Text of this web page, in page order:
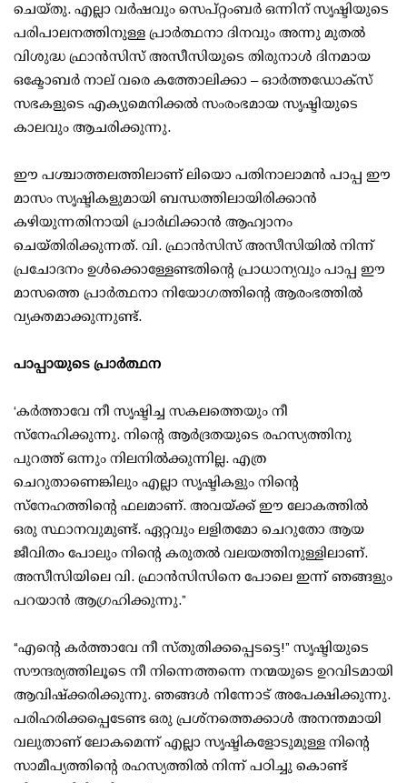
ചെയ്തു. എല്ലാ വർഷവും സെപ്റ്റംബർ ഒന്നിന് സൃഷ്ടിയുടെ
പരിപാലനത്തിനുള്ള പ്രാർത്ഥനാ ദിനവും അന്നു മുതൽ
വിശുദ്ധ ഫ്രാൻസിസ് അസീസിയുടെ തിരുനാൾ ദിനമായ
ഒക്ടോബർ നാല് വരെ കത്തോലിക്കാ – ഓർത്തഡോക്സ്
സഭകളുടെ എക്യുമെനിക്കൽ സംരംഭമായ സൃഷ്ടിയുടെ
കാലവും ആചരിക്കുന്നു.
ഈ പശ്ചാത്തലത്തിലാണ് ലിയൊ പതിനാലാമൻ പാപ്പ ഈ
മാസം സൃഷ്ടികളുമായി ബന്ധത്തിലായിരിക്കാൻ
കഴിയുന്നതിനായി പ്രാർഥിക്കാൻ ആഹ്വാനം
ചെയ്തിരിക്കുന്നത്. വി. ഫ്രാൻസിസ് അസീസിയിൽ നിന്ന്
പ്രചോദനം ഉൾക്കൊള്ളേണ്ടതിന്റെ പ്രാധാന്യവും പാപ്പ ഈ
മാസത്തെ പ്രാർത്ഥനാ നിയോഗത്തിന്റെ ആരംഭത്തിൽ
വ്യക്തമാക്കുന്നുണ്ട്.
പാപ്പായുടെ പ്രാർത്ഥന
‘കർത്താവേ നീ സൃഷ്ടിച്ച സകലത്തെയും നീ
സ്നേഹിക്കുന്നു. നിന്റെ ആർദ്രതയുടെ രഹസ്യത്തിനു
പുറത്ത് ഒന്നും നിലനിൽക്കുന്നില്ല. എത്ര
ചെറുതാണെങ്കിലും എല്ലാ സൃഷ്ടികളും നിന്റെ
സ്നേഹത്തിന്റെ ഫലമാണ്. അവയ്ക്ക് ഈ ലോകത്തിൽ
ഒരു സ്ഥാനവുമുണ്ട്. ഏറ്റവും ലളിതമോ ചെറുതോ ആയ
ജീവിതം പോലും നിന്റെ കരുതൽ വലയത്തിനുള്ളിലാണ്.
അസീസിയിലെ വി. ഫ്രാൻസിസിനെ പോലെ ഇന്ന് ഞങ്ങളും
പറയാൻ ആഗ്രഹിക്കുന്നു.”
“എന്റെ കർത്താവേ നീ സ്തുതിക്കപ്പെടട്ടെ!” സൃഷ്ടിയുടെ
സൗന്ദര്യത്തിലൂടെ നീ നിന്നെത്തന്നെ നന്മയുടെ ഉറവിടമായി
ആവിഷ്ക്കരിക്കുന്നു. ഞങ്ങൾ നിന്നോട് അപേക്ഷിക്കുന്നു.
പരിഹരിക്കപ്പെടേണ്ട ഒരു പ്രശ്നത്തെക്കാൾ അനന്തമായി
വലുതാണ് ലോകമെന്ന് എല്ലാ സൃഷ്ടികളോടുമുള്ള നിന്റെ
സാമീപ്യത്തിന്റെ രഹസ്യത്തിൽ നിന്ന് പഠിച്ചു കൊണ്ട്